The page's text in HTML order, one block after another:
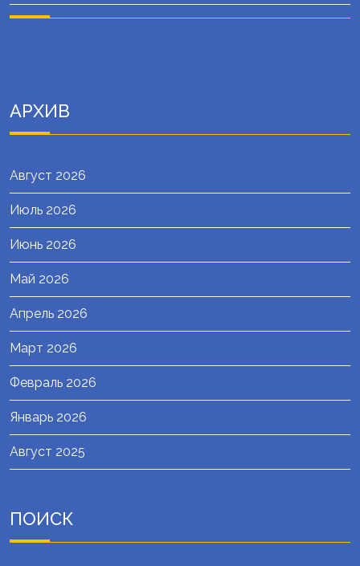
АРХИВ
Август 2026
Июль 2026
Июнь 2026
Май 2026
Апрель 2026
Март 2026
Февраль 2026
Январь 2026
Август 2025
ПОИСК